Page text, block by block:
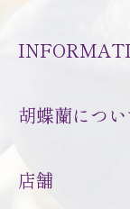
胡蝶蘭につい
店舗